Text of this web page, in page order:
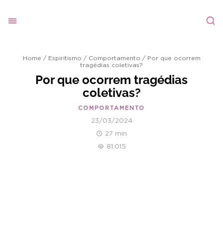
Home / Espiritismo / Comportamento / Por que ocorrem
tragédias coletivas?
Por que ocorrem tragédias
coletivas?
COMPORTAMENTO
23/03/2024
27 min
81.015